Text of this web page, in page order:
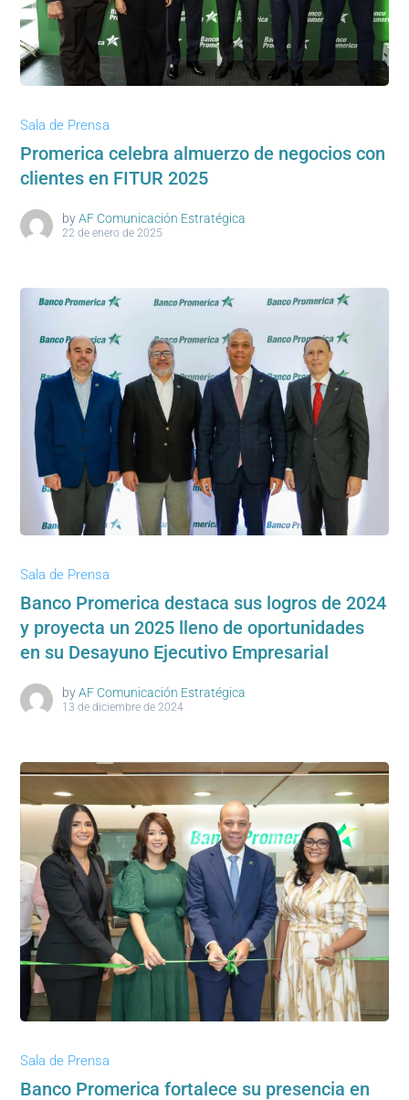
Sala de Prensa
Promerica celebra almuerzo de negocios con
clientes en FITUR 2025
by AF Comunicación Estratégica
22 de enero de 2025
Sala de Prensa
Banco Promerica destaca sus logros de 2024
y proyecta un 2025 lleno de oportunidades
en su Desayuno Ejecutivo Empresarial
by AF Comunicación Estratégica
13 de diciembre de 2024
Sala de Prensa
Banco Promerica fortalece su presencia en